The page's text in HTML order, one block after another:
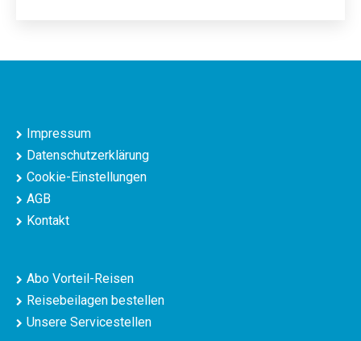
Impressum
Datenschutzerklärung
Cookie-Einstellungen
AGB
Kontakt
Abo Vorteil-Reisen
Reisebeilagen bestellen
Unsere Servicestellen